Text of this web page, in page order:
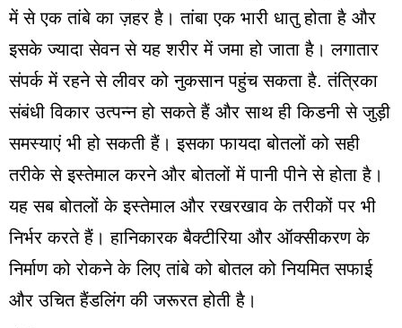
में से एक तांबे का ज़हर है। तांबा एक भारी धातु होता है और
इसके ज्यादा सेवन से यह शरीर में जमा हो जाता है। लगातार
संपर्क में रहने से लीवर को नुकसान पहुंच सकता है. तंत्रिका
संबंधी विकार उत्पन्न हो सकते हैं और साथ ही किडनी से जुड़ी
समस्याएं भी हो सकती हैं। इसका फायदा बोतलों को सही
तरीके से इस्तेमाल करने और बोतलों में पानी पीने से होता है।
यह सब बोतलों के इस्तेमाल और रखरखाव के तरीकों पर भी
निर्भर करते हैं। हानिकारक बैक्टीरिया और ऑक्सीकरण के
निर्माण को रोकने के लिए तांबे को बोतल को नियमित सफाई
और उचित हैंडलिंग की जरूरत होती है।